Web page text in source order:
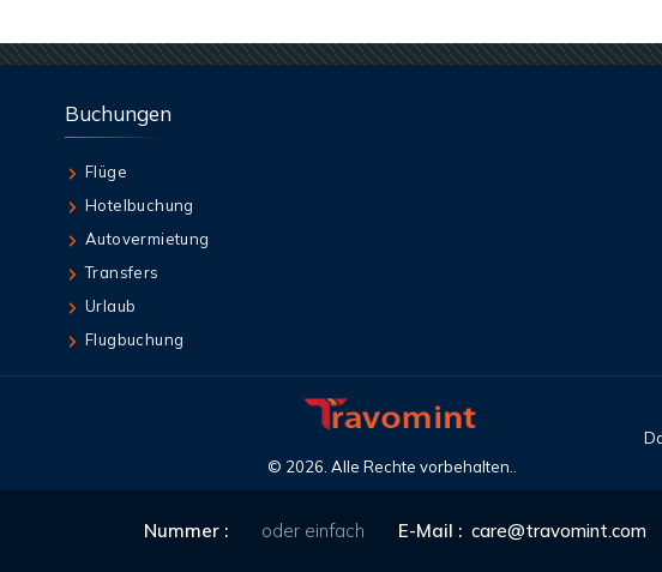
Buchungen
Flüge
Hotelbuchung
Autovermietung
Transfers
Urlaub
Flugbuchung
© 2026 . Alle Rechte vorbehalten..
Nummer : oder einfach E-Mail : care@travomint.com